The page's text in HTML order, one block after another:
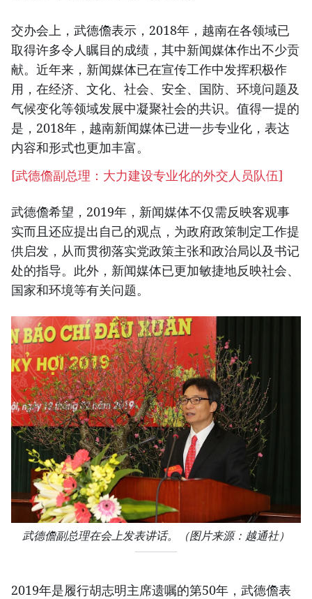
交办会上，武德儋表示，2018年，越南在各领域已
取得许多令人瞩目的成绩，其中新闻媒体作出不少贡
献。近年来，新闻媒体已在宣传工作中发挥积极作
用，在经济、文化、社会、安全、国防、环境问题及
气候变化等领域发展中凝聚社会的共识。值得一提的
是，2018年，越南新闻媒体已进一步专业化，表达
内容和形式也更加丰富。
[武德儋副总理：大力建设专业化的外交人员队伍]
武德儋希望，2019年，新闻媒体不仅需反映客观事
实而且还应提出自己的观点，为政府政策制定工作提
供启发，从而贯彻落实党政策主张和政治局以及书记
处的指导。此外，新闻媒体已更加敏捷地反映社会、
国家和环境等有关问题。
武德儋副总理在会上发表讲话。（图片来源：越通社）
2019年是履行胡志明主席遗嘱的第50年，武德儋表